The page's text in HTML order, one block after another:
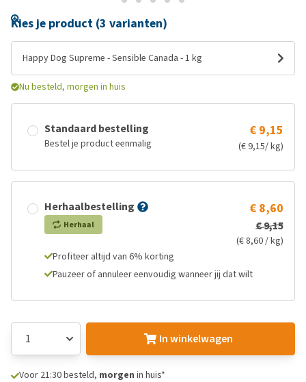
Kies je product (3 varianten)
Happy Dog Supreme - Sensible Canada - 1 kg
Nu besteld, morgen in huis
Standaard bestelling
Bestel je product eenmalig
€ 9,15
(€ 9,15/ kg)
Herhaalbestelling
Herhaal
€ 8,60
€ 9,15
(€ 8,60 / kg)
Profiteer altijd van 6% korting
Pauzeer of annuleer eenvoudig wanneer jij dat wilt
In winkelwagen
Voor 21:30 besteld, morgen in huis*